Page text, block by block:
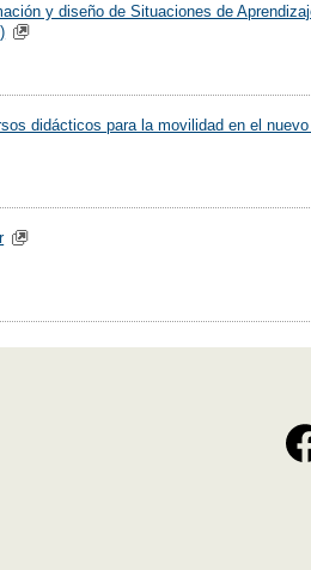
y diseño de Situaciones de
didácticos para la movilidad en el